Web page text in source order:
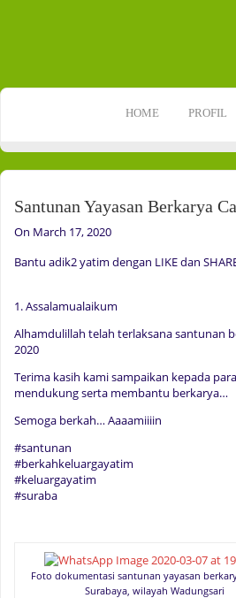
HOME PROFIL
Santunan Yayasan Berkarya
On March 17, 2020
Bantu adik2 yatim dengan LIKE dan
1. Assalamualaikum
Alhamdulillah telah terlaksana santunan
2020
Terima kasih kami sampaikan kepada
mendukung serta membantu berkarya…
Semoga berkah… Aaaamiiiin
#santunan
#berkahkeluargayatim
#keluargayatim
#suraba
Foto dokumentasi santunan yayasan
Surabaya, wilayah Wadungsari